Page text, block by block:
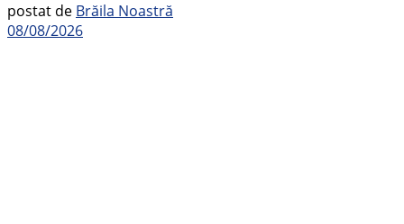
postat de Brăila Noastră
08/08/2026